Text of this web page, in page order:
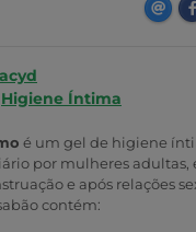
Higiene Íntima
é um gel de higiene
por mulheres adultas,
e após relações
contém: